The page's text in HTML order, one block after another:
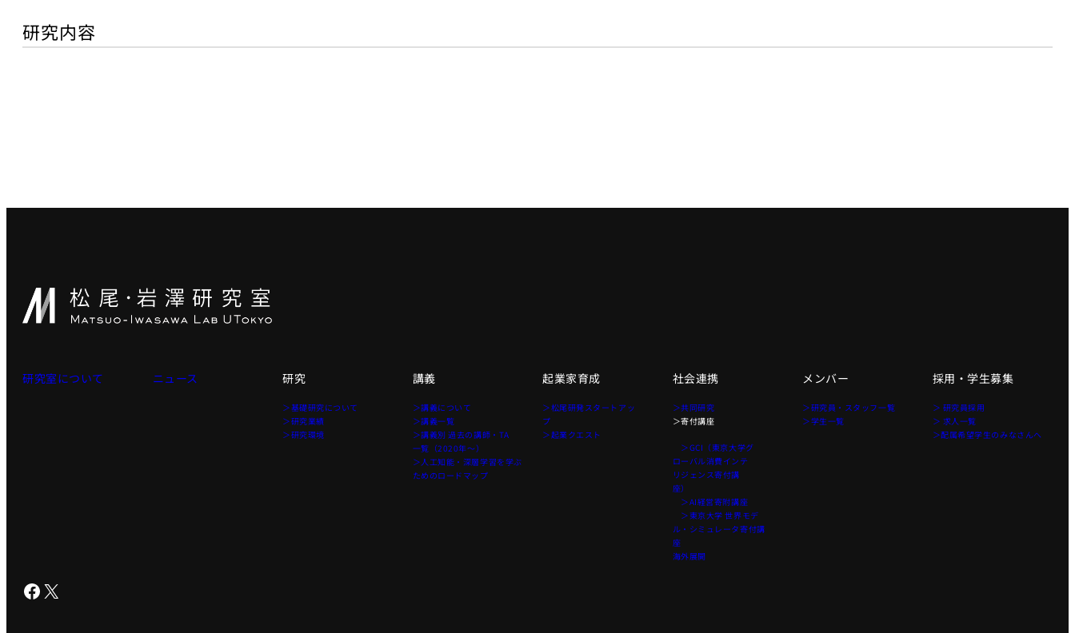
研究内容
研究室について ニュース 研究
＞基礎研究について
＞研究業績
＞研究環境
講義
＞講義について
＞講義一覧
＞講義別 過去の講師・TA
一覧（2020年〜）
＞人工知能・深層学習を学ぶ
ためのロードマップ
起業家育成
＞松尾研発スタートアッ
プ
＞起業クエスト
社会連携
＞共同研究
＞寄付講座
＞GCI（東京大学グ
ローバル消費インテ
リジェンス寄付講
座）
＞AI経営寄附講座
＞東京大学 世界モデ
ル・シミュレータ寄付講
座
海外展開
メンバー
＞研究員・スタッフ一覧
＞学生一覧
採用・学生募集
＞ 研究員採用
＞ 求人一覧
＞配属希望学生のみなさんへ
Facebook
X